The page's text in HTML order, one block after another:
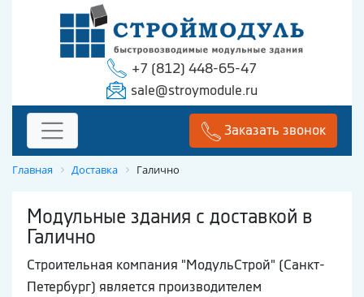
+7 (812) 448-65-47
sale@stroymodule.ru
Заказать звонок
Главная Доставка Галично
Модульные здания с доставкой в
Галично
Строительная компания "МодульСтрой" (Санкт-
Петербург) является производителем